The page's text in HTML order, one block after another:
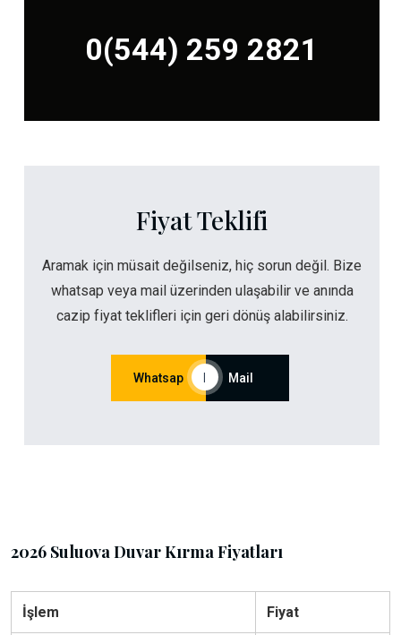
0(544) 259 2821
Fiyat Teklifi
Aramak için müsait değilseniz, hiç sorun değil. Bize
whatsap veya mail üzerinden ulaşabilir ve anında
cazip fiyat teklifleri için geri dönüş alabilirsiniz.
Whatsap | Mail
2026 Suluova Duvar Kırma Fiyatları
İşlem Fiyat